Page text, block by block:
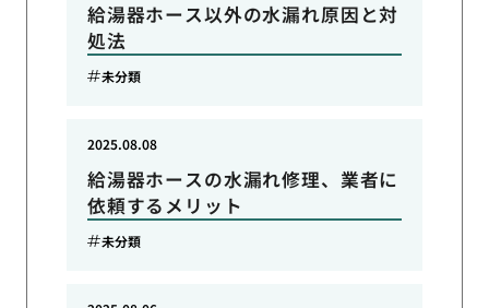
給湯器ホース以外の水漏れ原因と対
処法
未分類
給湯器ホースの水漏れ修理、業者に
依頼するメリット
2025.08.08
未分類